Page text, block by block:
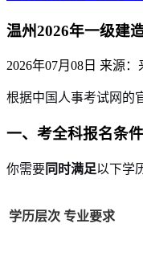
温州2026年一级建
2026年07月08日 来源：
根据中国人事考试网的
一、考全科报名条件
你需要同时满足以下学
学历层次 专业要求